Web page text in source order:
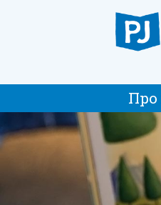
Про